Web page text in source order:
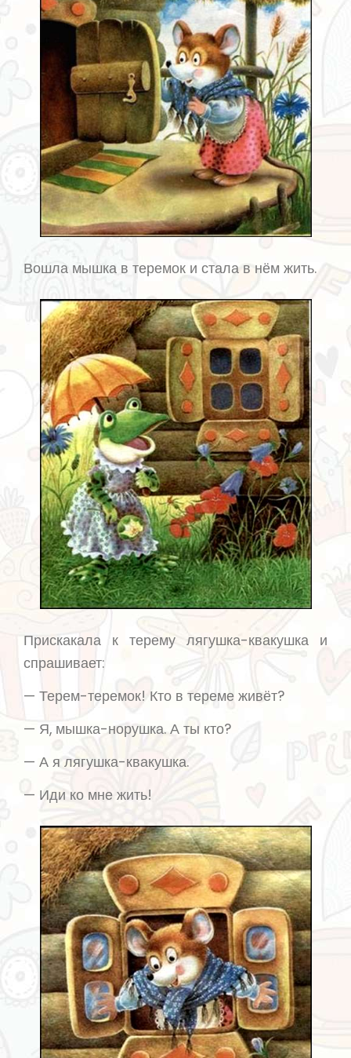
Вошла мышка в теремок и стала в нём жить.
Прискакала к терему лягушка-квакушка и
спрашивает:
— Терем-теремок! Кто в тереме живёт?
— Я, мышка-норушка. А ты кто?
— А я лягушка-квакушка.
— Иди ко мне жить!